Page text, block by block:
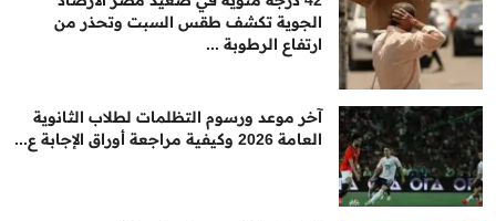
الجوية تكشف طقس السبت وتحذر من
ارتفاع الرطوبة ...
آخر موعد ورسوم التظلمات لطلاب الثانوية
العامة 2026 وكيفية مراجعة أوراق الإجابة ع...